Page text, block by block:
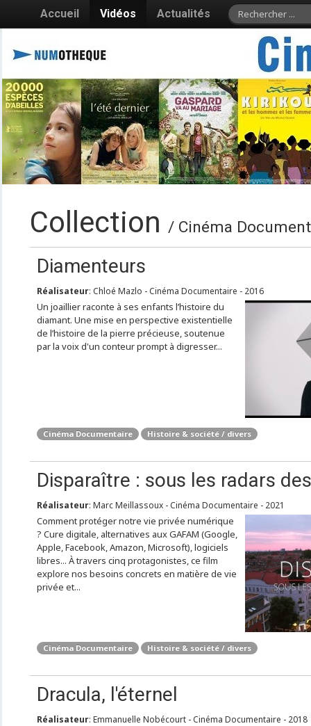
Accueil Vidéos Actualités
Collection / Cinéma
Diamenteurs
Réalisateur: Chloé Mazlo - Cinéma Documentaire - 2016
Un joaillier raconte à ses enfants l’histoire du
diamant. Une mise en perspective existentielle
de l’histoire de la pierre précieuse, soutenue
par la voix d'un conteur prompt à digresser...
Cinéma Documentaire Histoire & société / divers
Disparaître : sous les radars
Réalisateur: Marc Meillassoux - Cinéma Documentaire - 2021
Comment protéger notre vie privée numérique
? Cure digitale, alternatives aux GAFAM (Google,
Apple, Facebook, Amazon, Microsoft), logiciels
libres... À travers cinq protagonistes, ce film
explore nos besoins concrets en matière de vie
privée et...
Cinéma Documentaire Histoire & société / divers
Dracula, l'éternel
Réalisateur: Emmanuelle Nobécourt - Cinéma Documentaire - 2018